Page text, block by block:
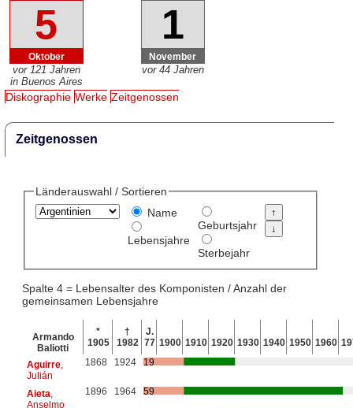
5
Oktober
vor 121 Jahren
in Buenos Aires
1
November
vor 44 Jahren
Diskographie Werke Zeitgenossen
Zeitgenossen
Länderauswahl / Sortieren
Name
Lebensjahre
Geburtsjahr
Sterbejahr
Spalte 4 = Lebensalter des Komponisten / Anzahl der
gemeinsamen Lebensjahre
Armando
Baliotti
*
1905
†
1982
J.
77 1900 1910 1920 1930 1940 1950 1960
Aguirre,
Julián
1868 1924 19
Aieta
Anselmo
1896 1964 59